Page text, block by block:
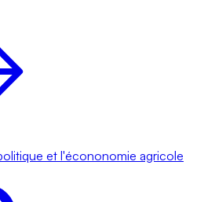
et l'écononomie agricole